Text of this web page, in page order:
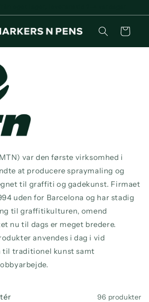
Indkøbskurv
var den første virksomhed i
at producere spraymaling og
til graffiti og gadekunst. Firmaet
uden for Barcelona og har stadig
til graffitikulturen, omend
nu til dags er meget bredere.
anvendes i dag i vid
til traditionel kunst samt
96 produkter